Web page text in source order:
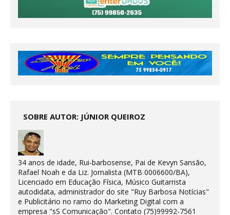
SOBRE AUTOR: JÚNIOR QUEIROZ
34 anos de idade, Rui-barbosense, Pai de Kevyn Sansão,
Rafael Noah e da Liz. Jornalista (MTB 0006600/BA),
Licenciado em Educação Física, Músico Guitarrista
autodidata, administrador do site "Ruy Barbosa Notícias"
e Publicitário no ramo do Marketing Digital com a
empresa "sS Comunicação". Contato (75)99992-7561